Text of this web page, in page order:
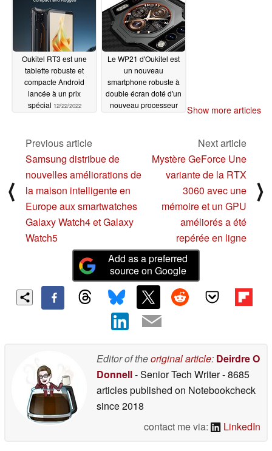
Oukitel RT3 est une
tablette robuste et
compacte Android
lancée à un prix
spécial 12/22/2022
Le WP21 d'Oukitel est
un nouveau
smartphone robuste à
double écran doté d'un
nouveau processeur
Show more articles
⟨
Previous article
Samsung distribue de
nouvelles améliorations de
la maison intelligente en
Europe aux smartwatches
Galaxy Watch4 et Galaxy
Watch5
Next article
Mystère GeForce Une
variante de la RTX
3060 avec une
mémoire et un GPU
améliorés a été
repérée en ligne
⟩
Add as a preferred
source on Google
Editor of theoriginal article: Deirdre O
Donnell- Senior Tech Writer- 8685
articles published on Notebookcheck
since 2018
contact me via:
LinkedIn